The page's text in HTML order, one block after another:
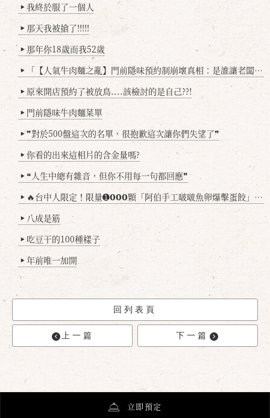
▶ 我終於服了一個人
▶ 那天我被搶了!!!!!
▶ 那年你18歲而我52歲
▶ 「【人氣牛肉麵之亂】門前隱味預約制崩壞真相：是誰讓老闆心灰意冷？」
▶ 原來開店預約了被放鳥....該檢討的是自己??!
▶ 門前隱味牛肉麵菜單
▶ ❞對於500盤這次的名單，很抱歉這次讓你們失望了❞
▶ 你看的出來這相片的含金量嗎?
▶ ❝人生中總有雜音，但你不用每一句都回應❞
▶ 🔥台中人限定！限量➊𝟬𝟬𝟬顆「阿伯手工啵啵魚卵爆擊蛋餃」台北已被搶爆2萬顆，最後名額門前隱味只留給你！🥟💥
▶ 八成是筋
▶ 吃豆干的100種樣子
▶ 年前唯一加開
回列表頁
上一篇 下一篇
立即預定